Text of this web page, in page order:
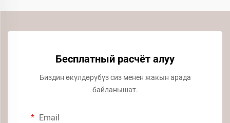
Бесплатный расчёт алуу
Биздин өкүлдөрүбүз сиз менен жакын арада
байланышат.
Email